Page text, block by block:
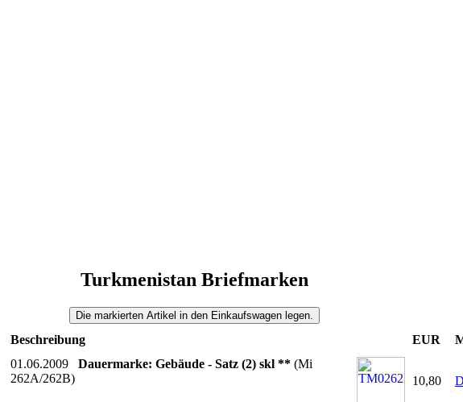
Turkmenistan Briefmarken
Beschreibung EUR
01.06.2009 Dauermarke: Gebäude - Satz (2) skl ** (Mi
262A/262B)
10,80